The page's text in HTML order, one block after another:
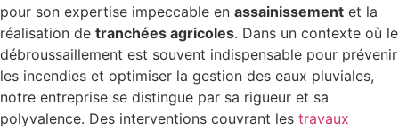
pour son expertise impeccable en assainissement et la
réalisation de tranchées agricoles. Dans un contexte où le
débroussaillement est souvent indispensable pour prévenir
les incendies et optimiser la gestion des eaux pluviales,
notre entreprise se distingue par sa rigueur et sa
polyvalence. Des interventions couvrant les travaux